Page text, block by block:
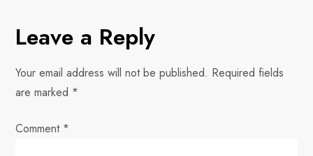
t
n
a
v
Leave a Reply
Your email address will not be published. Required fields
are marked *
Comment *